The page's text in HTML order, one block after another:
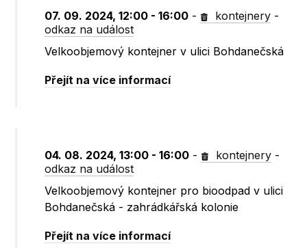
07. 09. 2024, 12:00 - 16:00 - kontejnery -
odkaz na událost
Velkoobjemový kontejner v ulici Bohdanečská
Přejít na více informací
04. 08. 2024, 13:00 - 16:00 - kontejnery -
odkaz na událost
Velkoobjemový kontejner pro bioodpad v ulici
Bohdanečská - zahrádkářská kolonie
Přejít na více informací